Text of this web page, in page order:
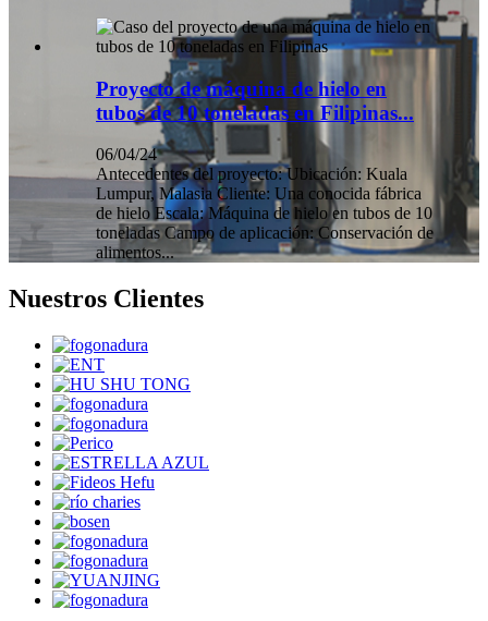
Proyecto de máquina de hielo en
tubos de 10 toneladas en Filipinas...
06/04/24
Antecedentes del proyecto: Ubicación: Kuala
Lumpur, Malasia Cliente: Una conocida fábrica
de hielo Escala: Máquina de hielo en tubos de 10
toneladas Campo de aplicación: Conservación de
alimentos...
Nuestros Clientes